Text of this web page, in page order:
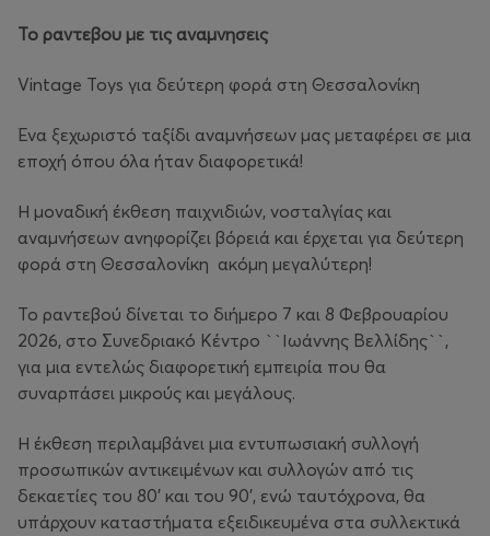
Το ραντεβου με τις αναμνησεις
Vintage Toys για δεύτερη φορά στη Θεσσαλονίκη
Ένα ξεχωριστό ταξίδι αναμνήσεων μας μεταφέρει σε μια
εποχή όπου όλα ήταν διαφορετικά!
Η μοναδική έκθεση παιχνιδιών, νοσταλγίας και
αναμνήσεων ανηφορίζει βόρειά και έρχεται για δεύτερη
φορά στη Θεσσαλονίκη ακόμη μεγαλύτερη!
Το ραντεβού δίνεται το διήμερο 7 και 8 Φεβρουαρίου
2026, στο Συνεδριακό Κέντρο ``Ιωάννης Βελλίδης``,
για μια εντελώς διαφορετική εμπειρία που θα
συναρπάσει μικρούς και μεγάλους.
Η έκθεση περιλαμβάνει μια εντυπωσιακή συλλογή
προσωπικών αντικειμένων και συλλογών από τις
δεκαετίες του 80' και του 90', ενώ ταυτόχρονα, θα
υπάρχουν καταστήματα εξειδικευμένα στα συλλεκτικά